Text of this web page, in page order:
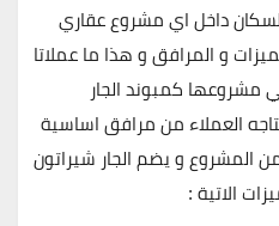
داخل اي مشروع عقاري
و المرافق و هذا ما عملاتا
مشروعها كمبوند الجار
العملاء من مرافق اساسية
المشروع و يضم الجار شيراتون